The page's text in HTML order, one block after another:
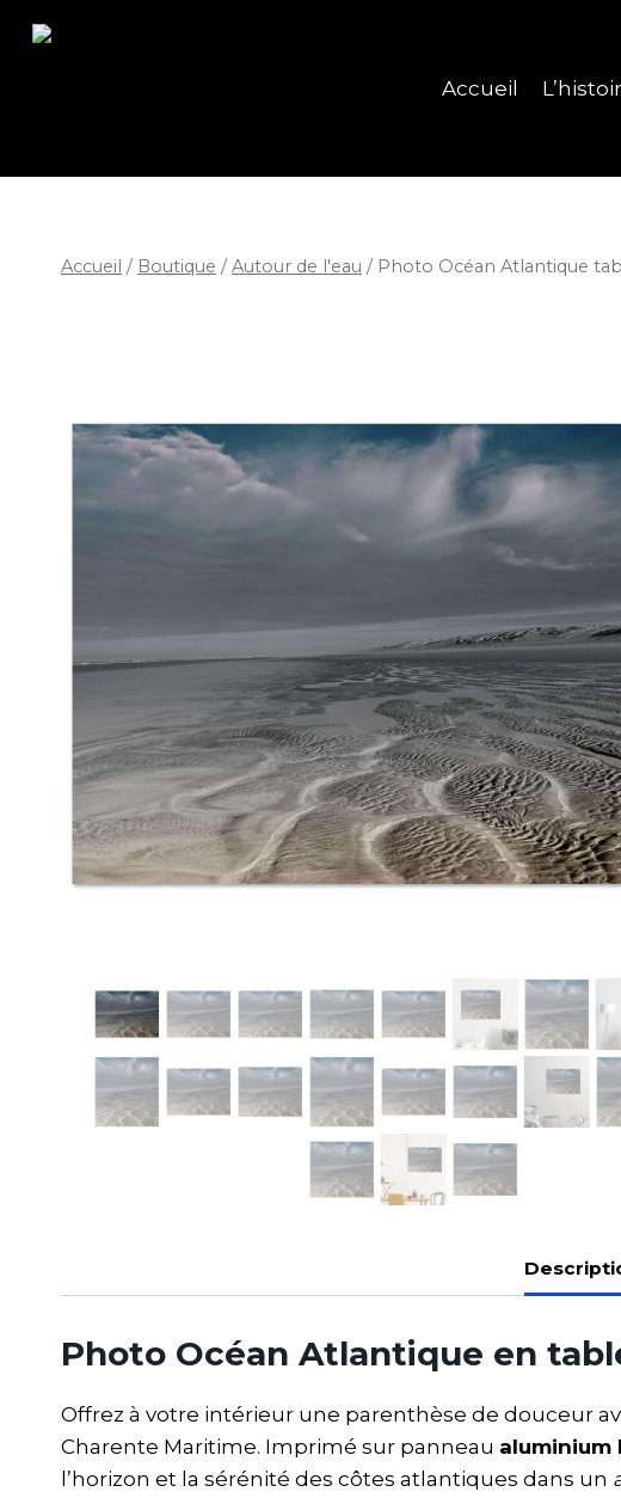
Accueil
Accueil / Boutique / Autour de l'eau / Photo Océan Atlantique
Photo Océan Atlantique en
Offrez à votre intérieur une parenthèse de douceur
Charente Maritime. Imprimé sur panneau aluminium
l’horizon et la sérénité des côtes atlantiques dans un